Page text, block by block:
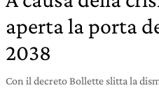
aperta la porta
2038
Con il decreto Bollette slitta la